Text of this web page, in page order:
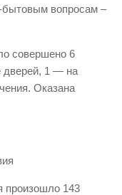
объектов
бытовым вопросам –
совершено 6
дверей, 1 — на
Оказана
произошло 143